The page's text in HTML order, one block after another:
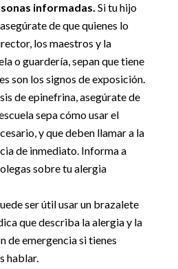
informadas. Si tu hijo
de que quienes lo
los maestros y la
o guardería, sepan que tiene
son los signos de exposición.
de epinefrina, asegúrate de
sepa cómo usar el
y que deben llamar a la
de inmediato. Informa a
sobre tu alergia
ser útil usar un brazalete
que describa la alergia y la
de emergencia si tienes
hablar.